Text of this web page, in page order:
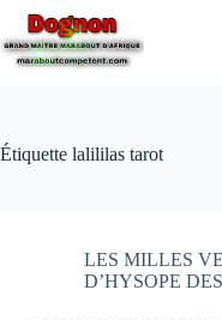
Étiquette lalililas tarot
LES MILLES
D’HYSOPE